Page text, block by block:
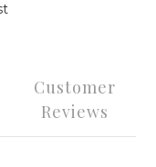
Customer
Reviews